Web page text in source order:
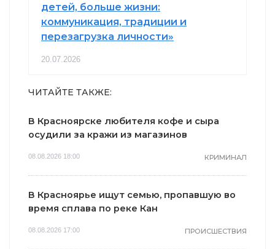
детей, больше жизни:
коммуникация, традиции и
перезагрузка личности»
20.07.2026
ЧИТАЙТЕ ТАКЖЕ:
В Красноярске любителя кофе и сыра
осудили за кражи из магазинов
08.08.2026 18:00 КРИМИНАЛ
В Красноярье ищут семью, пропавшую во
время сплава по реке Кан
08.08.2026 17:00 ПРОИСШЕСТВИЯ